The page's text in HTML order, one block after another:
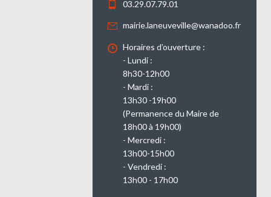
03.29.07.79.01
mairie.laneuveville@wanadoo.fr
Horaires d’ouverture :
- Lundi :
8h30-12h00
- Mardi :
13h30 -19h00
(Permanence du Maire de
18h00 à 19h00)
- Mercredi :
13h00-15h00
- Vendredi :
13h00 - 17h00